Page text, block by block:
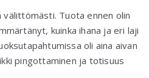
välittömästi. Tuota ennen olin
kuinka ihana ja eri laji
oli aina aivan
pingottaminen ja totisuus